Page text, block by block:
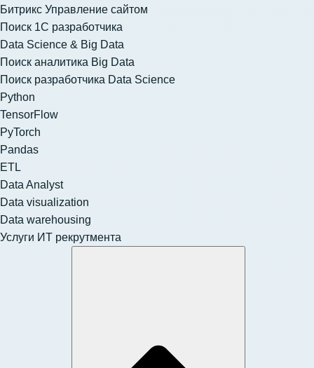
Битрикс Управление сайтом
Поиск 1С разработчика
Data Science & Big Data
Поиск аналитика Big Data
Поиск разработчика Data Science
Python
TensorFlow
PyTorch
Pandas
ETL
Data Analyst
Data visualization
Data warehousing
Услуги ИТ рекрутмента